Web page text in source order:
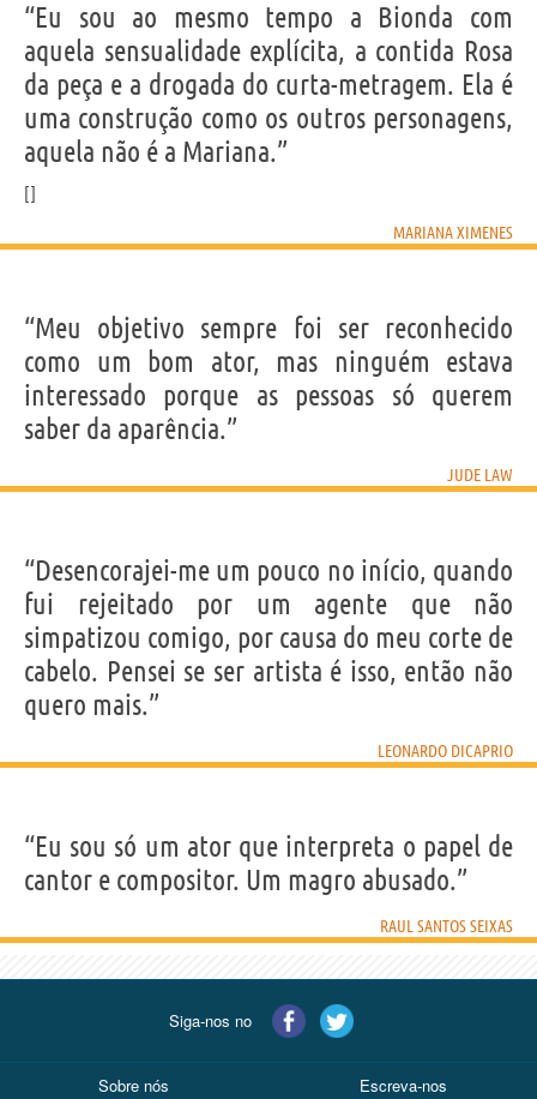
“Eu sou ao mesmo tempo a Bionda com
aquela sensualidade explícita, a contida Rosa
da peça e a drogada do curta-metragem. Ela é
uma construção como os outros personagens,
aquela não é a Mariana.”
MARIANA XIMENES
“Meu objetivo sempre foi ser reconhecido
como um bom ator, mas ninguém estava
interessado porque as pessoas só querem
saber da aparência.”
JUDE LAW
“Desencorajei-me um pouco no início, quando
fui rejeitado por um agente que não
simpatizou comigo, por causa do meu corte de
cabelo. Pensei se ser artista é isso, então não
quero mais.”
LEONARDO DICAPRIO
“Eu sou só um ator que interpreta o papel de
cantor e compositor. Um magro abusado.”
RAUL SANTOS SEIXAS
Siga-nos no
Sobre nós Escreva-nos